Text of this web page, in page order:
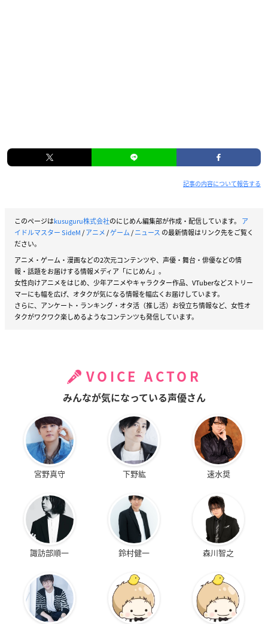
記事の内容について報告する
このページはkusuguru株式会社のにじめん編集部が作成・配信しています。 ア
イドルマスター SideM/アニメ/ゲーム/ニュース の最新情報はリンク先をご覧く
ださい。
アニメ・ゲーム・漫画などの2次元コンテンツや、声優・舞台・俳優などの情
報・話題をお届けする情報メディア「にじめん」。
女性向けアニメをはじめ、少年アニメやキャラクター作品、VTuberなどストリー
マーにも幅を広げ、オタクが気になる情報を幅広くお届けしています。
さらに、アンケート・ランキング・オタ活（推し活）お役立ち情報など、女性オ
タクがワクワク楽しめるようなコンテンツも発信しています。
VOICE ACTOR
みんなが気になっている声優さん
宮野真守 下野紘 速水奨
諏訪部順一 鈴村健一 森川智之